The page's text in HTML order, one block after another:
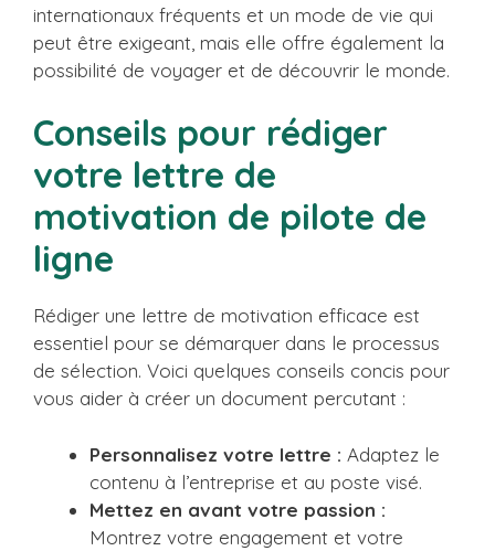
internationaux fréquents et un mode de vie qui
peut être exigeant, mais elle offre également la
possibilité de voyager et de découvrir le monde.
Conseils pour rédiger
votre lettre de
motivation de pilote de
ligne
Rédiger une lettre de motivation efficace est
essentiel pour se démarquer dans le processus
de sélection. Voici quelques conseils concis pour
vous aider à créer un document percutant :
Personnalisez votre lettre : Adaptez le
contenu à l’entreprise et au poste visé.
Mettez en avant votre passion :
Montrez votre engagement et votre